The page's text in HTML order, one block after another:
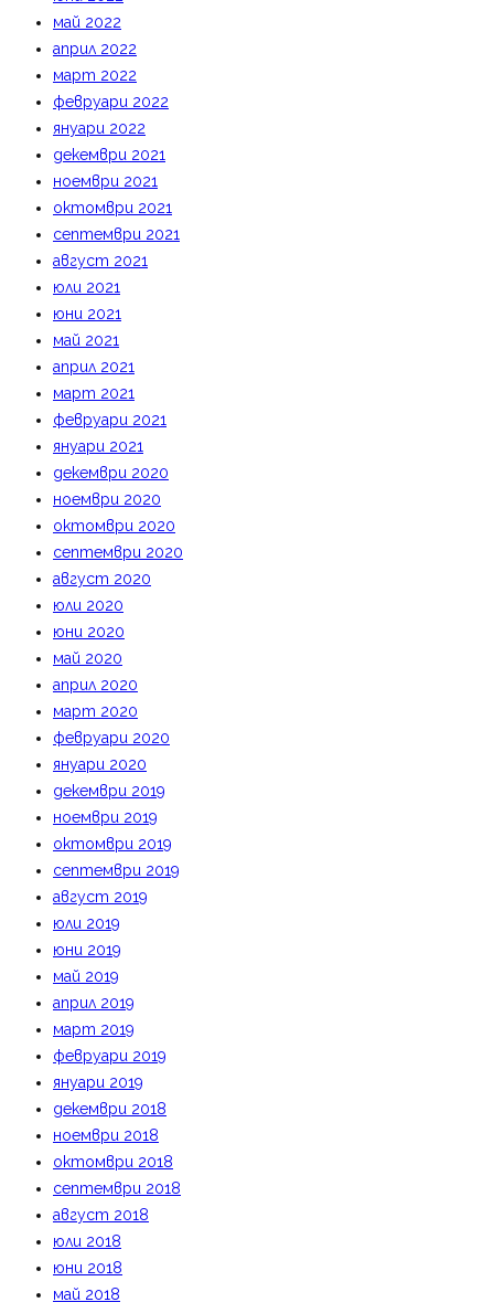
май 2022
април 2022
март 2022
февруари 2022
януари 2022
декември 2021
ноември 2021
октомври 2021
септември 2021
август 2021
юли 2021
юни 2021
май 2021
април 2021
март 2021
февруари 2021
януари 2021
декември 2020
ноември 2020
октомври 2020
септември 2020
август 2020
юли 2020
юни 2020
май 2020
април 2020
март 2020
февруари 2020
януари 2020
декември 2019
ноември 2019
октомври 2019
септември 2019
август 2019
юли 2019
юни 2019
май 2019
април 2019
март 2019
февруари 2019
януари 2019
декември 2018
ноември 2018
октомври 2018
септември 2018
август 2018
юли 2018
юни 2018
май 2018